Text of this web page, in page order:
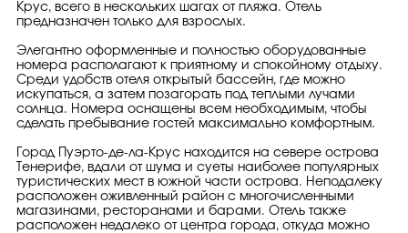
Крус, всего в нескольких шагах от пляжа. Отель
предназначен только для взрослых.
Элегантно оформленные и полностью оборудованные
номера располагают к приятному и спокойному отдыху.
Среди удобств отеля открытый бассейн, где можно
искупаться, а затем позагорать под теплыми лучами
солнца. Номера оснащены всем необходимым, чтобы
сделать пребывание гостей максимально комфортным.
Город Пуэрто-де-ла-Крус находится на севере острова
Тенерифе, вдали от шума и суеты наиболее популярных
туристических мест в южной части острова. Неподалеку
расположен оживленный район с многочисленными
магазинами, ресторанами и барами. Отель также
расположен недалеко от центра города, откуда можно